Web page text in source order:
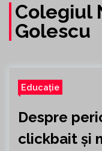
Colegiul
Golescu
Educație
Despre
clickbait și